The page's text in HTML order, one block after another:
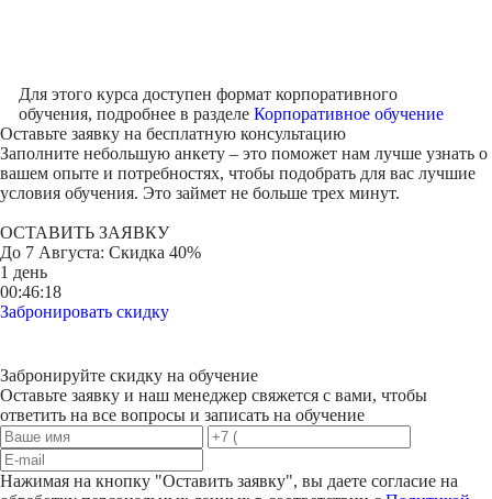
Для этого курса доступен формат корпоративного
обучения, подробнее в разделе Корпоративное обучение
Оставьте заявку на бесплатную консультацию
Заполните небольшую анкету – это поможет нам лучше узнать о
вашем опыте и потребностях, чтобы подобрать для вас лучшие
условия обучения. Это займет не больше трех минут.
ОСТАВИТЬ ЗАЯВКУ
До 7 Августа: Скидка 40%
1 день
00:46:18
Забронировать скидку
Забронируйте скидку на обучение
Оставьте заявку и наш менеджер свяжется с вами, чтобы
ответить на все вопросы и записать на обучение
Нажимая на кнопку "Оставить заявку", вы даете согласие на